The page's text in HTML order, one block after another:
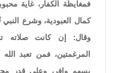
فمغايظة الكفار، غاية
كمال العبودية، وشرع
وقال: إن كانت صلاته
المرغمتين، فمن تعبد
بسهم وافر، وعلى قدر محبة